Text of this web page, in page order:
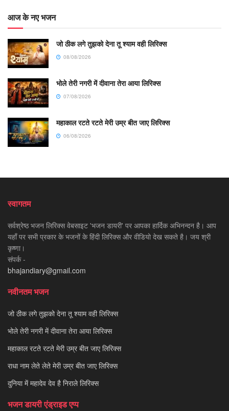
आज के नए भजन
जो ठीक लगे तुझको देना तू श्याम वही लिरिक्स
08/08/2026
भोले तेरी नगरी में दीवाना तेरा आया लिरिक्स
07/08/2026
महाकाल रटते रटते मेरी उम्र बीत जाए लिरिक्स
06/08/2026
स्वागतम
सर्वश्रेष्ठ भजन लिरिक्स वेबसाइट 'भजन डायरी' पर आपका हार्दिक अभिनन्दन है। आप
यहाँ पर सभी प्रकार के भजनों के हिंदी लिरिक्स और वीडियो देख सकते है। जय श्री
कृष्णा।
संपर्क -
bhajandiary@gmail.com
नवीनतम भजन
जो ठीक लगे तुझको देना तू श्याम वही लिरिक्स
भोले तेरी नगरी में दीवाना तेरा आया लिरिक्स
महाकाल रटते रटते मेरी उम्र बीत जाए लिरिक्स
राधा नाम लेते लेते मेरी उम्र बीत जाए लिरिक्स
दुनिया में महादेव देव है निराले लिरिक्स
भजन डायरी एंड्राइड एप्प